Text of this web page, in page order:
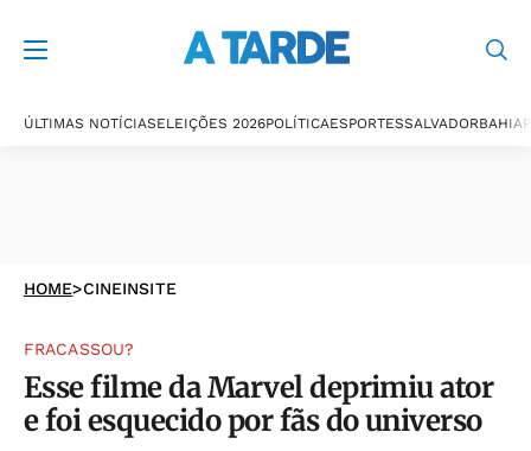
ÚLTIMAS NOTÍCIASELEIÇÕES 2026POLÍTICAESPORTESSALVADORBAHIA
HOME>CINEINSITE
FRACASSOU?
Esse filme da Marvel deprimiu ator
e foi esquecido por fãs do universo